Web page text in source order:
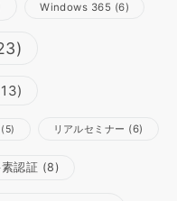
Windows 365 (6)
(5) リアルセミナー (6)
認証 (8)